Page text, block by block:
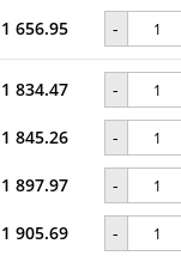
1 656.95 -
1 834.47 -
1 845.26 -
1 897.97 -
1 905.69 -